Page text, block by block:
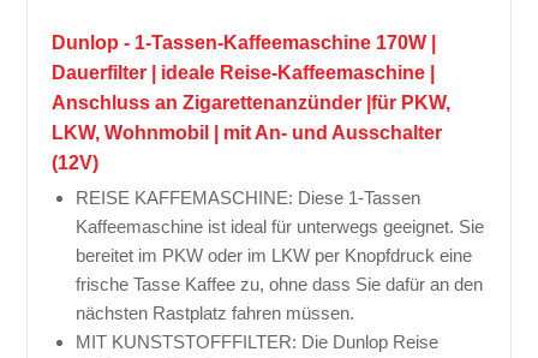
Dunlop - 1-Tassen-Kaffeemaschine 170W |
Dauerfilter | ideale Reise-Kaffeemaschine |
Anschluss an Zigarettenanzünder |für PKW,
LKW, Wohnmobil | mit An- und Ausschalter
(12V)
REISE KAFFEMASCHINE: Diese 1-Tassen
Kaffeemaschine ist ideal für unterwegs geeignet. Sie
bereitet im PKW oder im LKW per Knopfdruck eine
frische Tasse Kaffee zu, ohne dass Sie dafür an den
nächsten Rastplatz fahren müssen.
MIT KUNSTSTOFFFILTER: Die Dunlop Reise